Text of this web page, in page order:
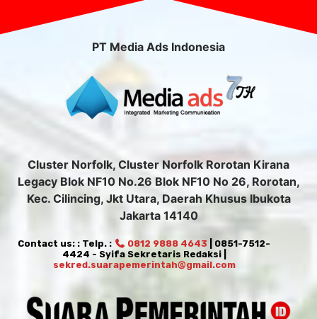
PT Media Ads Indonesia
Cluster Norfolk, Cluster Norfolk Rorotan Kirana
Legacy Blok NF10 No.26 Blok NF10 No 26, Rorotan,
Kec. Cilincing, Jkt Utara, Daerah Khusus Ibukota
Jakarta 14140
Contact us: : Telp. : 0812 9888 4643 | 0851-7512-
4424 - Syifa Sekretaris Redaksi |
sekred.suarapemerintah@gmail.com